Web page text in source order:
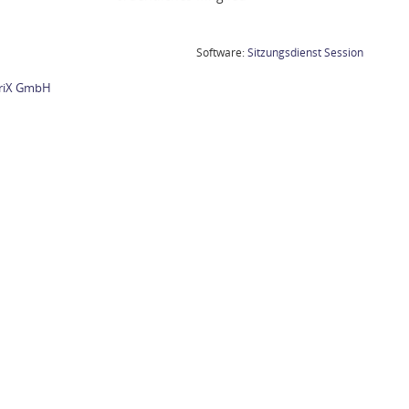
Software:SitzungsdienstSession(Wird in
GmbH